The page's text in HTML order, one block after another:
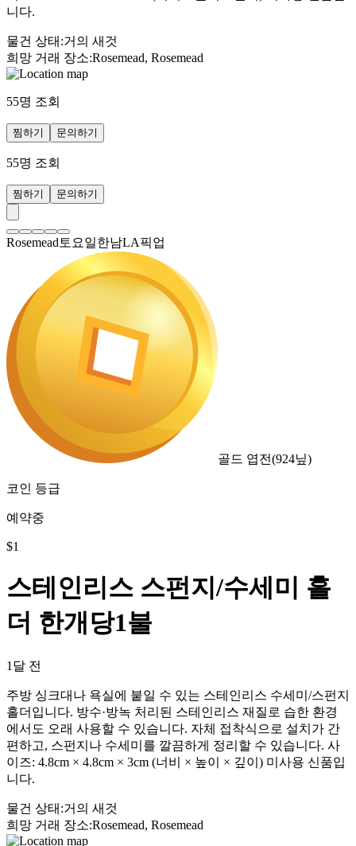
니다.
물건 상태 :거의 새것
희망 거래 장소:Rosemead, Rosemead
55명 조회
찜하기 문의하기
55명 조회
찜하기 문의하기
Rosemead토요일한남LA픽업
골드 엽전(924닢)
코인 등급
예약중
$1
스테인리스 스펀지/수세미 홀
더 한개당1불
1달 전
주방 싱크대나 욕실에 붙일 수 있는 스테인리스 수세미/스펀지
홀더입니다. 방수·방녹 처리된 스테인리스 재질로 습한 환경
에서도 오래 사용할 수 있습니다. 자체 접착식으로 설치가 간
편하고, 스펀지나 수세미를 깔끔하게 정리할 수 있습니다. 사
이즈: 4.8cm × 4.8cm × 3cm (너비 × 높이 × 깊이) 미사용 신품입
니다.
물건 상태 :거의 새것
희망 거래 장소:Rosemead, Rosemead